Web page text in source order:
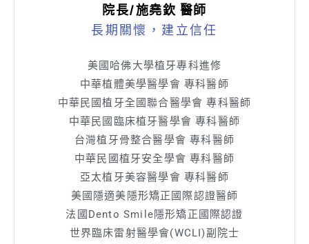
院長/施堯欽 醫師
長期關懷，建立信任
美國哈佛大學植牙專科進修
中華植體美學醫學會 專科醫師
中華民國植牙全國聯合醫學會 專科醫師
中華民國臨床植牙醫學會 專科醫師
台灣植牙骨整合醫學會 專科醫師
中華民國植牙安全學會 專科醫師
亞太植牙美容醫學會 專科醫師
美國隱適美隱形矯正國際認證醫師
法國Dento Smile隱形矯正國際認證
世界臨床雷射醫學會(WCLI)副院士